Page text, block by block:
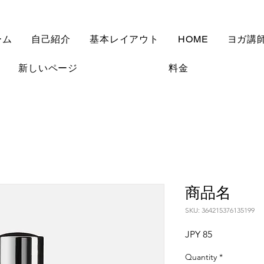
自己紹介 基本レイアウト HOME ヨガ講
新しいページ 料金
商品名
SKU: 364215376135199
JPY 85Price
Quantity *